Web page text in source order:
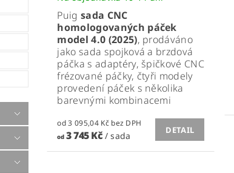
Puig sada CNC
homologovaných páček
model 4.0 (2025), prodáváno
jako sada spojková a brzdová
páčka s adaptéry, špičkové CNC
frézované páčky, čtyři modely
provedení páček s několika
barevnými kombinacemi
od 3 095,04 Kč bez DPH
od3 745 Kč / sada
DETAIL